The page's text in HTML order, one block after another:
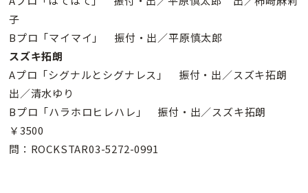
子
Bプロ「マイマイ」 振付・出／平原慎太郎
スズキ拓朗
Aプロ「シグナルとシグナレス」 振付・出／スズキ拓朗
出／清水ゆり
Bプロ「ハラホロヒレハレ」 振付・出／スズキ拓朗
￥3500
問：ROCKSTAR03-5272-0991